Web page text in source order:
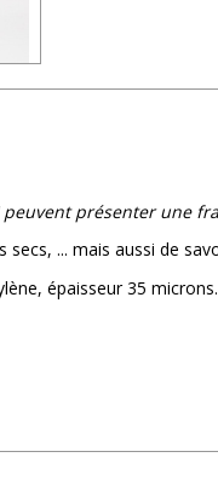
présenter une
... mais aussi de
épaisseur 35 microns.